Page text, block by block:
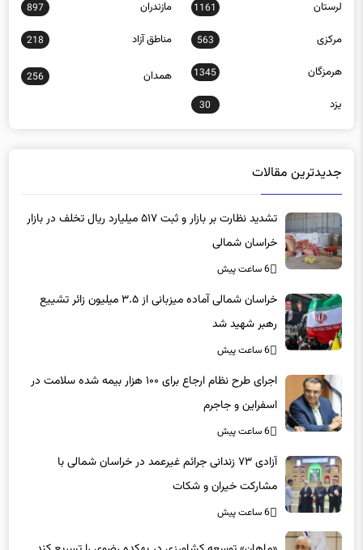
مرکزی 563 مناطق آزاد 218
هرمزگان 1345
256
یزد 30
خراسان شمالی
6 ساعت پیش
رهبر شهید شد
6 ساعت پیش
اسفراین و جاجرم
6 ساعت پیش
آزادی ۷۳ زندانی جرائم غیرعمد در خراسان شمالی با
مشارکت خیران و شکات
6 ساعت پیش